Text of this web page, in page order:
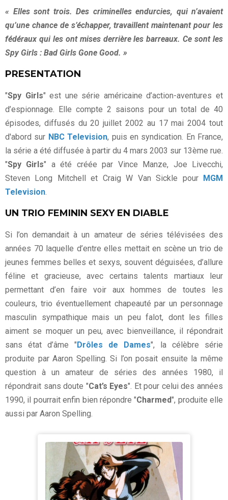
« Elles sont trois. Des criminelles endurcies, qui n’avaient
qu’une chance de s’échapper, travaillent maintenant pour les
fédéraux qui les ont mises derrière les barreaux. Ce sont les
Spy Girls : Bad Girls Gone Good. »
PRESENTATION
"Spy Girls" est une série américaine d’action-aventures et
d’espionnage. Elle compte 2 saisons pour un total de 40
épisodes, diffusés du 20 juillet 2002 au 17 mai 2004 tout
d'abord sur NBC Television, puis en syndication. En France,
la série a été diffusée à partir du 4 mars 2003 sur 13ème rue.
"Spy Girls" a été créée par Vince Manze, Joe Livecchi,
Steven Long Mitchell et Craig W Van Sickle pour MGM
Television.
UN TRIO FEMININ SEXY EN DIABLE
Si l’on demandait à un amateur de séries télévisées des
années 70 laquelle d’entre elles mettait en scène un trio de
jeunes femmes belles et sexys, souvent déguisées, d’allure
féline et gracieuse, avec certains talents martiaux leur
permettant d’en faire voir aux hommes de toutes les
couleurs, trio éventuellement chapeauté par un personnage
masculin sympathique mais un peu falot, dont les filles
aiment se moquer un peu, avec bienveillance, il répondrait
sans état d’âme "Drôles de Dames", la célèbre série
produite par Aaron Spelling. Si l’on posait ensuite la même
question à un amateur de séries des années 1980, il
répondrait sans doute "Cat’s Eyes". Et pour celui des années
1990, il pourrait enfin bien répondre "Charmed", produite elle
aussi par Aaron Spelling.